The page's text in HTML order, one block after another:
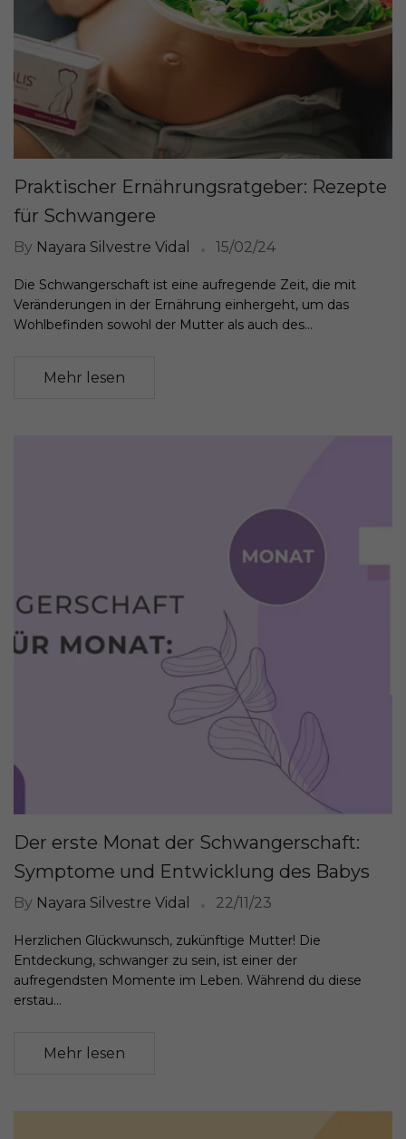
Praktischer Ernährungsratgeber: Rezepte
für Schwangere
By Nayara Silvestre Vidal 15/02/24
Die Schwangerschaft ist eine aufregende Zeit, die mit
Veränderungen in der Ernährung einhergeht, um das
Wohlbefinden sowohl der Mutter als auch des...
Mehr lesen
Der erste Monat der Schwangerschaft:
Symptome und Entwicklung des Babys
By Nayara Silvestre Vidal 22/11/23
Herzlichen Glückwunsch, zukünftige Mutter! Die
Entdeckung, schwanger zu sein, ist einer der
aufregendsten Momente im Leben. Während du diese
erstau...
Mehr lesen